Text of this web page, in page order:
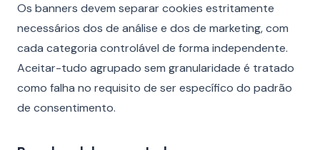
Os banners devem separar cookies estritamente
necessários dos de análise e dos de marketing, com
cada categoria controlável de forma independente.
Aceitar-tudo agrupado sem granularidade é tratado
como falha no requisito de ser específico do padrão
de consentimento.